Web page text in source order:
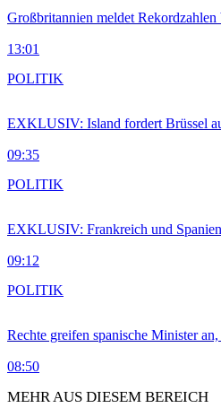
Großbritannien meldet
13:01
EXKLUSIV: Island fordert Brüssel
09:35
POLITIK
EXKLUSIV: Frankreich und
09:12
POLITIK
Rechte greifen spanische Minister
08:50
POLITIK
MEHR AUS DIESEM BEREICH